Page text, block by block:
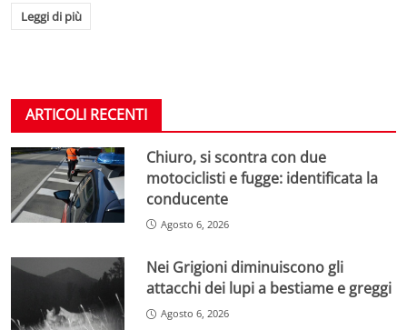
Leggi di più
ARTICOLI RECENTI
Chiuro, si scontra con due
motociclisti e fugge: identificata la
conducente
Agosto 6, 2026
Nei Grigioni diminuiscono gli
attacchi dei lupi a bestiame e greggi
Agosto 6, 2026